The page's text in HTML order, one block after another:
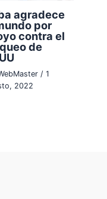
agradece
por
contra el
de
/ 1
2022